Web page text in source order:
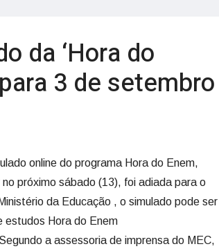
da ‘Hora do
3 de setembro
online do programa Hora do Enem,
próximo sábado (13), foi adiada para o
da Educação , o simulado pode ser
estudos Hora do Enem
a assessoria de imprensa do MEC,